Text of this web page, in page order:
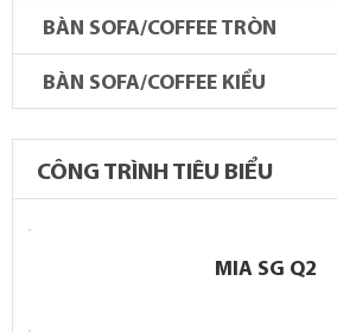
BÀN SOFA/COFFEE TRÒN
BÀN SOFA/COFFEE KIỂU
CÔNG TRÌNH TIÊU BIỂU
MIA SG Q2